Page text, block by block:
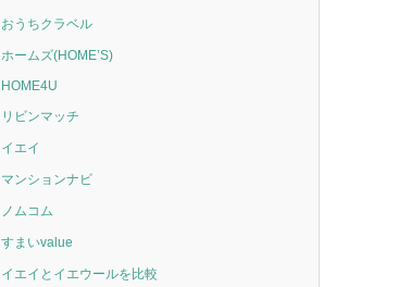
おうちクラベル
ホームズ(HOME’S)
HOME4U
リビンマッチ
イエイ
マンションナビ
ノムコム
すまいvalue
イエイとイエウールを比較